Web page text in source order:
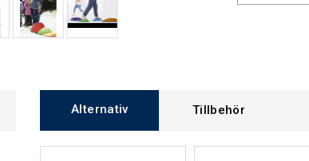
Alternativ Tillbehör